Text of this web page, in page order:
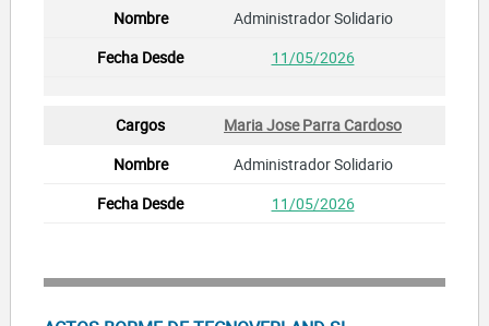
Administrador Solidario
11/05/2026
Maria Jose Parra Cardoso
Administrador Solidario
11/05/2026